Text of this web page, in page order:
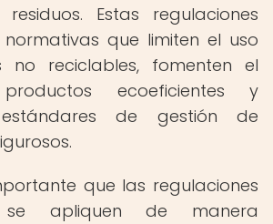
Estas regulaciones
que limiten el uso
no reciclables, fomenten el
ecoeficientes y
de gestión de
que las regulaciones
se apliquen de manera